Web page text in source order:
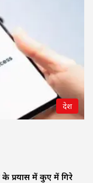
देश
प्रयास में कुए में गिरे